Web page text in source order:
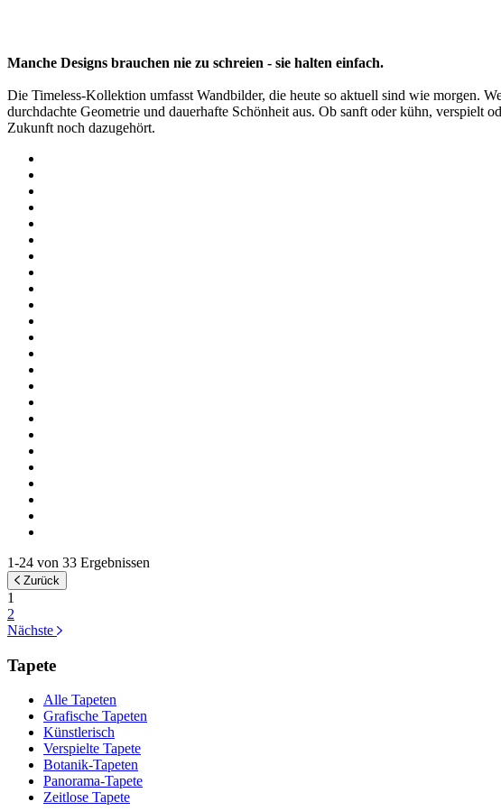
Manche Designs brauchen nie zu schreien - sie halten einfach.
Die Timeless-Kollektion umfasst Wandbilder, die heute so aktuell sind wie morgen.
durchdachte Geometrie und dauerhafte Schönheit aus. Ob sanft oder kühn, verspielt
Zukunft noch dazugehört.
1-24 von 33 Ergebnissen
Zurück
1
2
Nächste
Tapete
Alle Tapeten
Grafische Tapeten
Künstlerisch
Verspielte Tapete
Botanik-Tapeten
Panorama-Tapete
Zeitlose Tapete